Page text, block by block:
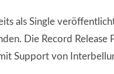
als Single
Die Record Release
Support von